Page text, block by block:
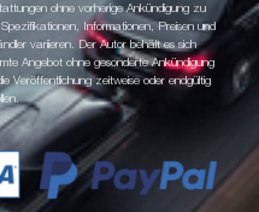
ohne vorherige Ankündigung zu
Informationen, Preisen und
variieren. Der Autor behält es sich
Angebot ohne gesonderte Ankündigung
Veröffentlichung zeitweise oder endgültig